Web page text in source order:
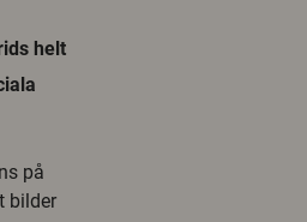
helt
på
bilder